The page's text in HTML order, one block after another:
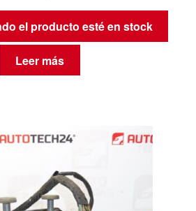
el producto esté en stock
Leer más